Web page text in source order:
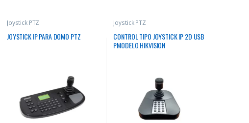
Joystick PTZ
JOYSTICK IP PARA DOMO PTZ
Joystick PTZ
CONTROL TIPO JOYSTICK IP 2D USB
PMODELO HIKVISION